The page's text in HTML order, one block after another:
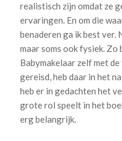
realistisch zijn omdat ze
ervaringen. En om die
benaderen ga ik best ver.
maar soms ook fysiek. Zo
Babymakelaar zelf met
gereisd, heb daar in het
heb er in gedachten het
grote rol speelt in het
erg belangrijk.